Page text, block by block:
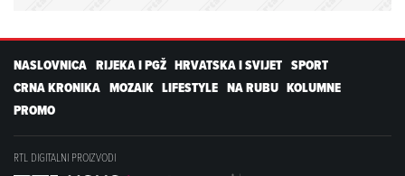
NASLOVNICA RIJEKA I PGŽ HRVATSKA I SVIJET SPORT
CRNA KRONIKA MOZAIK LIFESTYLE NA RUBU KOLUMNE
PROMO
RTL DIGITALNI PROIZVODI